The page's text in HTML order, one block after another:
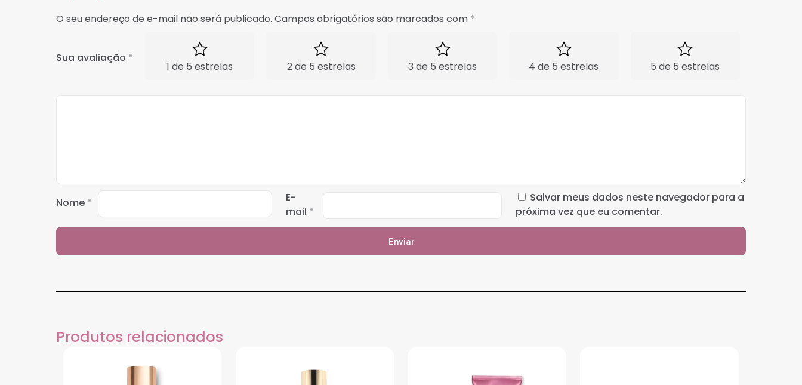
O seu endereço de e-mail não será publicado. Campos obrigatórios são marcados com *
Sua avaliação *
1 de 5 estrelas 2 de 5 estrelas 3 de 5 estrelas 4 de 5 estrelas 5 de 5 estrelas
Nome *
E-
mail *
Salvar meus dados neste navegador para a
próxima vez que eu comentar.
Produtos relacionados